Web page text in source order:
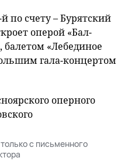
по счету – Бурятский
оперой «Бал-
балетом «Лебединое
гала-концертом
оперного
с письменного